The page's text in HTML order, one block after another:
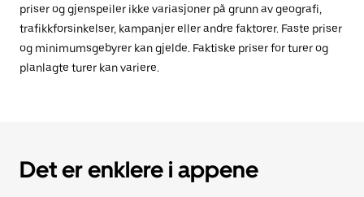
priser og gjenspeiler ikke variasjoner på grunn av geografi,
trafikkforsinkelser, kampanjer eller andre faktorer. Faste priser
og minimumsgebyrer kan gjelde. Faktiske priser for turer og
planlagte turer kan variere.
Det er enklere i appene